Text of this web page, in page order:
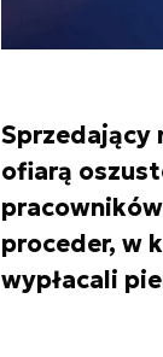
Sprzedający
ofiarą
proceder, w
wypłacali